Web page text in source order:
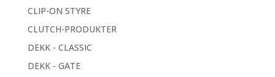
CLIP-ON STYRE
CLUTCH-PRODUKTER
DEKK - CLASSIC
DEKK - GATE